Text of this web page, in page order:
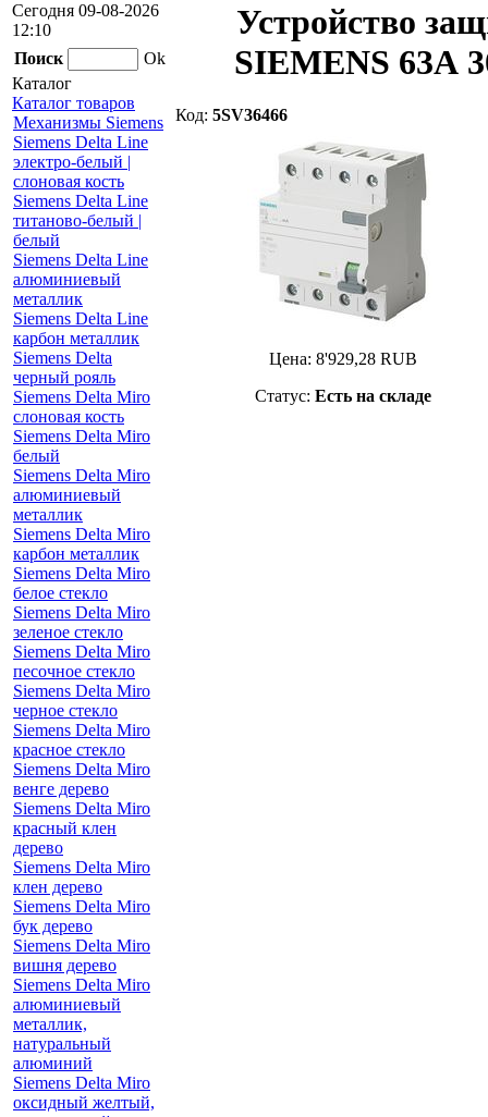
Сегодня 09-08-2026
12:10
Поиск
Ok
Каталог
Каталог товаров
Механизмы Siemens
Siemens Delta Line
электро-белый |
слоновая кость
Siemens Delta Line
титаново-белый |
белый
Siemens Delta Line
алюминиевый
металлик
Siemens Delta Line
карбон металлик
Siemens Delta
черный рояль
Siemens Delta Miro
слоновая кость
Siemens Delta Miro
белый
Siemens Delta Miro
алюминиевый
металлик
Siemens Delta Miro
карбон металлик
Siemens Delta Miro
белое стекло
Siemens Delta Miro
зеленое стекло
Siemens Delta Miro
песочное стекло
Siemens Delta Miro
черное стекло
Siemens Delta Miro
красное стекло
Siemens Delta Miro
венге дерево
Siemens Delta Miro
красный клен
дерево
Siemens Delta Miro
клен дерево
Siemens Delta Miro
бук дерево
Siemens Delta Miro
вишня дерево
Siemens Delta Miro
алюминиевый
металлик,
натуральный
алюминий
Siemens Delta Miro
оксидный желтый,
Устройство
SIEMENS 63А
Код: 5SV36466
Цена: 8'929,28RUB
Статус: Есть на складе